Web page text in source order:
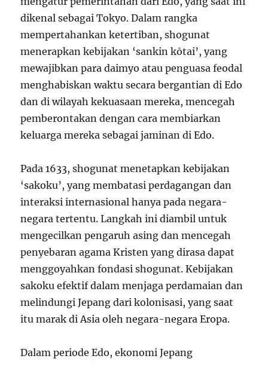
dikenal sebagai Tokyo. Dalam rangka
mempertahankan ketertiban, shogunat
menerapkan kebijakan ‘sankin kōtai’, yang
mewajibkan para daimyo atau penguasa feodal
menghabiskan waktu secara bergantian di Edo
dan di wilayah kekuasaan mereka, mencegah
pemberontakan dengan cara membiarkan
keluarga mereka sebagai jaminan di Edo.
Pada 1633, shogunat menetapkan kebijakan
‘sakoku’, yang membatasi perdagangan dan
interaksi internasional hanya pada negara-
negara tertentu. Langkah ini diambil untuk
mengecilkan pengaruh asing dan mencegah
penyebaran agama Kristen yang dirasa dapat
menggoyahkan fondasi shogunat. Kebijakan
sakoku efektif dalam menjaga perdamaian dan
melindungi Jepang dari kolonisasi, yang saat
itu marak di Asia oleh negara-negara Eropa.
Dalam periode Edo, ekonomi Jepang